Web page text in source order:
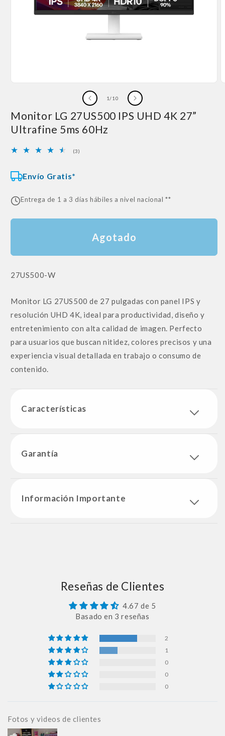
en
una
ventana
1/de
10
Monitor LG 27US500 IPS UHD 4K 27”
Ultrafine 5ms 60Hz
(3)
Envío Gratis*
Entrega de 1 a 3 días hábiles a nivel nacional **
Agotado
SKU:
27US500-W
Monitor LG 27US500 de 27 pulgadas con panel IPS y
resolución UHD 4K, ideal para productividad, diseño y
entretenimiento con alta calidad de imagen. Perfecto
para usuarios que buscan nitidez, colores precisos y una
experiencia visual detallada en trabajo o consumo de
contenido.
Características
Garantía
Información Importante
Reseñas de Clientes
4.67 de 5
Basado en 3 reseñas
2
1
0
0
0
Fotos y videos de clientes